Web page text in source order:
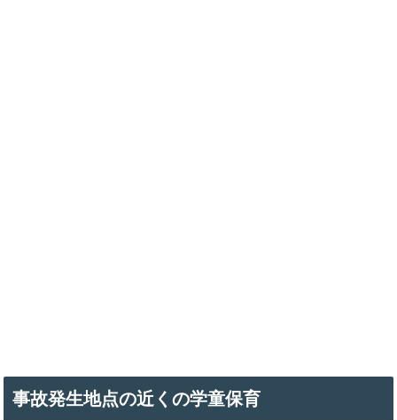
事故発生地点の近くの学童保育